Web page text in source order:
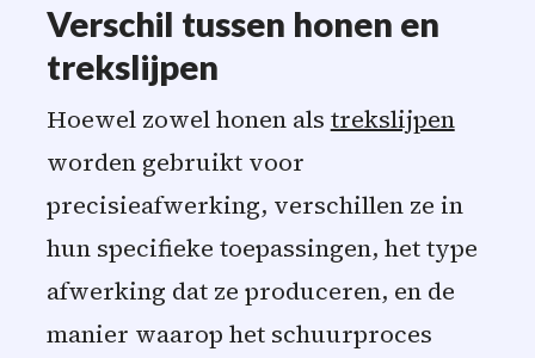
Verschil tussen honen en
trekslijpen
Hoewel zowel honen als trekslijpen
worden gebruikt voor
precisieafwerking, verschillen ze in
hun specifieke toepassingen, het type
afwerking dat ze produceren, en de
manier waarop het schuurproces